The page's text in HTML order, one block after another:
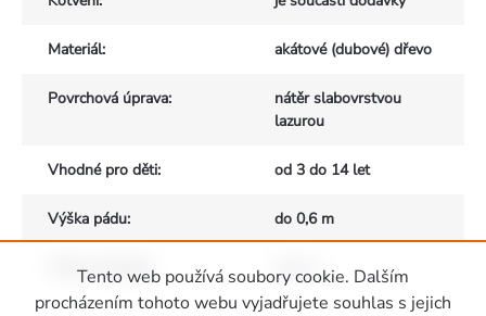
Tento web používá soubory cookie. Dalším
procházením tohoto webu vyjadřujete souhlas s jejich
Materiál: akátové (dubové) dřevo
Povrchová úprava:
nátěr slabovrstvou
lazurou
Vhodné pro děti: od 3 do 14 let
Výška pádu: do 0,6 m
Počet uživatelů :